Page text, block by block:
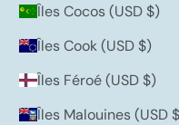
Îles Cocos (USD $)
Îles Cook (USD $)
Îles Féroé (USD $)
Îles Malouines (USD